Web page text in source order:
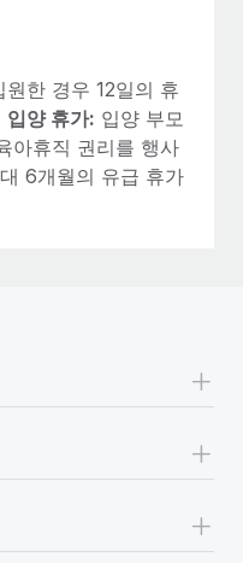
한 경우 12일의 휴
입양 휴가: 입양 부모
아휴직 권리를 행사
6개월의 유급 휴가
+
+
+